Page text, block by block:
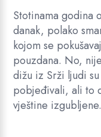
Stotinama godina
danak, polako
kojom se
pouzdana. No,
dižu iz Srži ljudi
pobjeđivali, ali to
vještine izgubljene.